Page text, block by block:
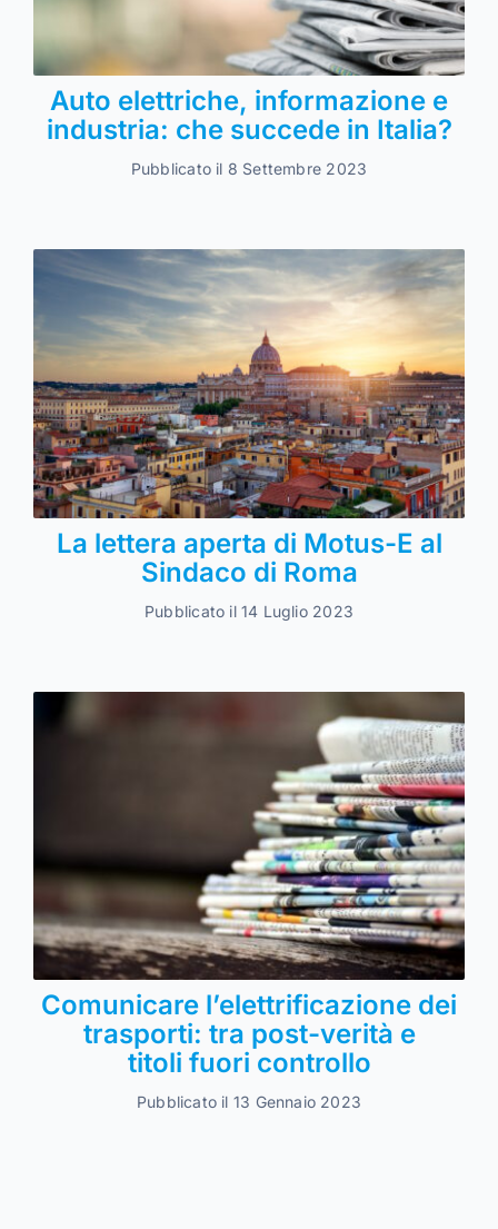
Auto elettriche, informazione e
industria: che succede in Italia?
Pubblicato il 8 Settembre 2023
La lettera aperta di Motus-E al
Sindaco di Roma
Pubblicato il 14 Luglio 2023
Comunicare l’elettrificazione dei
trasporti: tra post-verità e
titoli fuori controllo
Pubblicato il 13 Gennaio 2023